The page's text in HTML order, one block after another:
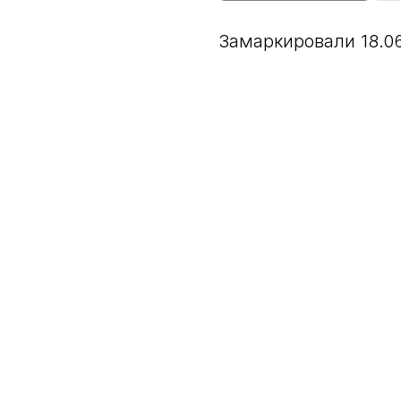
Замаркировали